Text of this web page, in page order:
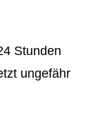
Stunden
ungefähr